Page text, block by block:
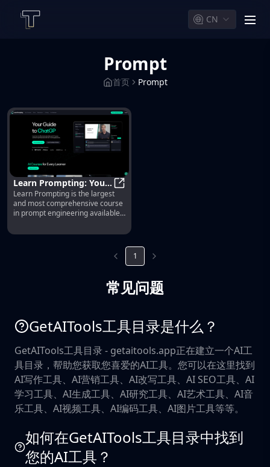
CN
Prompt
首页 Prompt
Learn Prompting: Your
Guide to
Communicating with AI
Learn Prompting: Your Guide to
Learn Prompting is the largest
and most comprehensive course
in prompt engineering available
content modules, translated into
1
常见问题
GetAITools工具目录是什么？
GetAITools工具目录 - getaitools.app正在建立一个AI工
具目录，帮助您获取您喜爱的AI工具。您可以在这里找到
AI写作工具、AI营销工具、AI改写工具、AI SEO工具、AI
学习工具、AI生成工具、AI研究工具、AI艺术工具、AI音
乐工具、AI视频工具、AI编码工具、AI图片工具等等。
如何在GetAITools工具目录中找到
您的AI工具？